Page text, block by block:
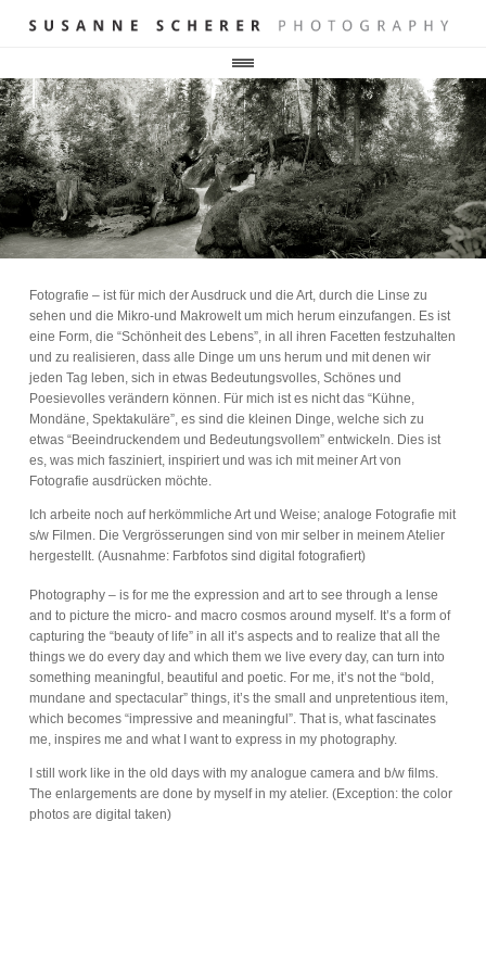
Fotografie – ist für mich der Ausdruck und die Art, durch die Linse zu
sehen und die Mikro-und Makrowelt um mich herum einzufangen. Es ist
eine Form, die “Schönheit des Lebens”, in all ihren Facetten festzuhalten
und zu realisieren, dass alle Dinge um uns herum und mit denen wir
jeden Tag leben, sich in etwas Bedeutungsvolles, Schönes und
Poesievolles verändern können. Für mich ist es nicht das “Kühne,
Mondäne, Spektakuläre”, es sind die kleinen Dinge, welche sich zu
etwas “Beeindruckendem und Bedeutungsvollem” entwickeln. Dies ist
es, was mich fasziniert, inspiriert und was ich mit meiner Art von
Fotografie ausdrücken möchte.
Ich arbeite noch auf herkömmliche Art und Weise; analoge Fotografie mit
s/w Filmen. Die Vergrösserungen sind von mir selber in meinem Atelier
hergestellt. (Ausnahme: Farbfotos sind digital fotografiert)
Photography – is for me the expression and art to see through a lense
and to picture the micro- and macro cosmos around myself. It’s a form of
capturing the “beauty of life” in all it’s aspects and to realize that all the
things we do every day and which them we live every day, can turn into
something meaningful, beautiful and poetic. For me, it’s not the “bold,
mundane and spectacular” things, it’s the small and unpretentious item,
which becomes “impressive and meaningful”. That is, what fascinates
me, inspires me and what I want to express in my photography.
I still work like in the old days with my analogue camera and b/w films.
The enlargements are done by myself in my atelier. (Exception: the color
photos are digital taken)